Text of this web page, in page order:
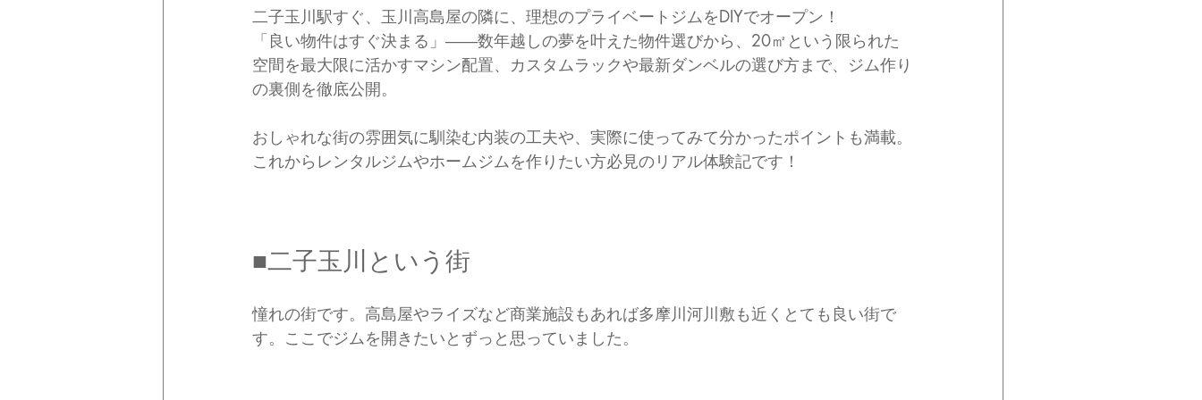
二子玉川駅すぐ、玉川高島屋の隣に、理想のプライベートジムをDIYでオープン！
「良い物件はすぐ決まる」――数年越しの夢を叶えた物件選びから、20㎡という限られた
空間を最大限に活かすマシン配置、カスタムラックや最新ダンベルの選び方まで、ジム作り
の裏側を徹底公開。
おしゃれな街の雰囲気に馴染む内装の工夫や、実際に使ってみて分かったポイントも満載。
これからレンタルジムやホームジムを作りたい方必見のリアル体験記です！
■二子玉川という街
憧れの街です。高島屋やライズなど商業施設もあれば多摩川河川敷も近くとても良い街で
す。ここでジムを開きたいとずっと思っていました。